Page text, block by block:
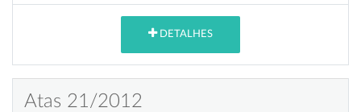
DETALHES
Atas 21/2012